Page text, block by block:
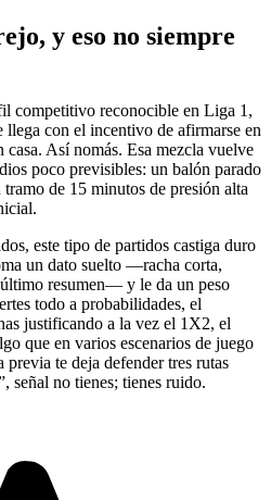
y eso no siempre
competitivo reconocible en Liga 1,
con el incentivo de afirmarse en
casa. Así nomás. Esa mezcla vuelve
poco previsibles: un balón parado
de 15 minutos de presión alta
este tipo de partidos castiga duro
un dato suelto —racha corta,
resumen— y le da un peso
todo a probabilidades, el
justificando a la vez el 1X2, el
que en varios escenarios de juego
te deja defender tres rutas
señal no tienes; tienes ruido.